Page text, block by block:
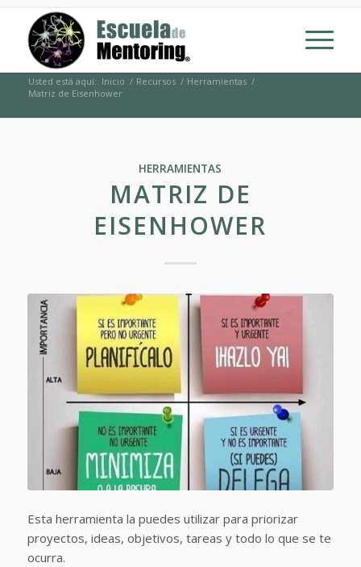
Usted está aquí: Inicio / Recursos / Herramientas /
Matriz de Eisenhower
HERRAMIENTAS
MATRIZ DE
EISENHOWER
Esta herramienta la puedes utilizar para priorizar
proyectos, ideas, objetivos, tareas y todo lo que se te
ocurra.